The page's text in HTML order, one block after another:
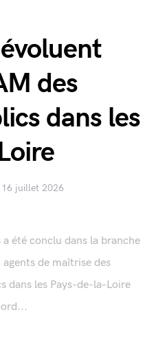
des
dans les
16 juillet 2026
été conclu dans la branche
de maîtrise des
dans les Pays-de-la-Loire